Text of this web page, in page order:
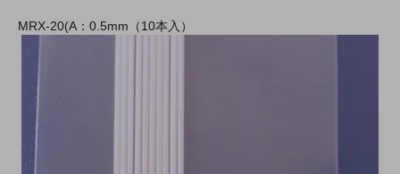
MRX-20(A：0.5mm（10本入）